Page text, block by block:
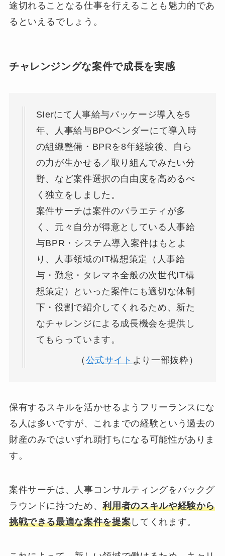
途切れることなる仕事を行えることも魅力的であ
るといえるでしょう。
チャレンジングな案件で成長を実感
SIerにて人事給与パッケージ導入を5
年、人事給与BPOベンダーにて導入時
の組織整備・BPRを8年経験後、自ら
の力が生かせる／取り組んでみたい分
野、など案件選択の自由度を高めるべ
く独立をしました。
案件サーチは案件のバラエティが多
く、元々自分が得意としている人事給
与BPR・システム導入案件はもとよ
り、人事領域のIT構想策定（人事給
与・勤怠・タレマネ全般の次世代IT構
想策定）といった案件にも適切な体制
下・役割で紹介してくれるため、新た
なチャレンジによる成長機会を提供し
てもらっています。
（ 公式サイト より一部抜粋）
保有するスキルを活かせるようフリーランスにな
る人は多いですが、これまでの経験という過去の
財産のみではいずれ頭打ちになる可能性がありま
す。
案件サーチは、人事コンサルティングをバックグ
ラウンドに持つため、利用者のスキルや経験から
挑戦できる最適な案件を提案 してくれます。